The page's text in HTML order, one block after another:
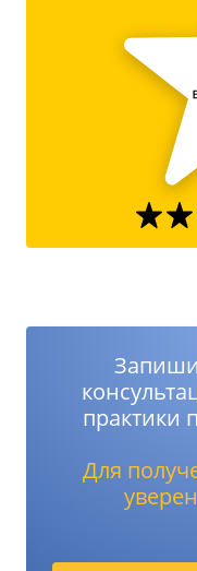
практики
Для